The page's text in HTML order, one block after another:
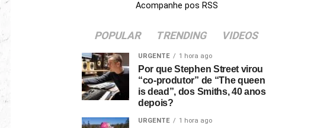
Acompanhe pos RSS
POPULAR TRENDING VIDEOS
URGENTE 1 hora ago
Por que Stephen Street virou
“co-produtor” de “The queen
is dead”, dos Smiths, 40 anos
depois?
URGENTE 1 hora ago